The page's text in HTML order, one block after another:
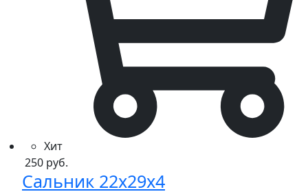
Хит
250 руб.
Сальник 22x29x4